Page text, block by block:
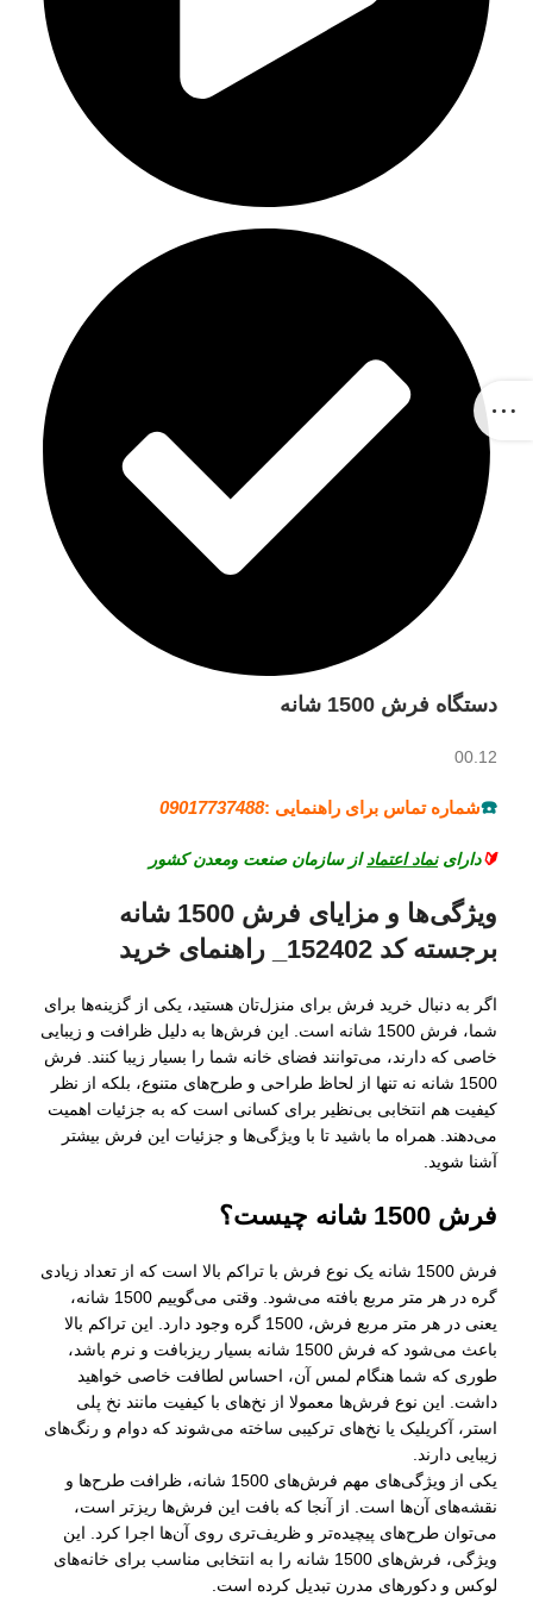
دستگاه فرش 1500 شانه
00.12
☎️شماره تماس برای راهنمایی :09017737488
🔰داراینماد اعتماداز سازمان صنعت ومعدن کشور
ویژگی‌ها و مزایای فرش 1500 شانه
برجسته کد 152402_ راهنمای خرید
اگر به دنبال خرید فرش برای منزل‌تان هستید، یکی از گزینه‌ها برای
شما، فرش 1500 شانه است. این فرش‌ها به دلیل ظرافت و زیبایی
خاصی که دارند، می‌توانند فضای خانه شما را بسیار زیبا کنند. فرش
1500 شانه نه تنها از لحاظ طراحی و طرح‌های متنوع، بلکه از نظر
کیفیت هم انتخابی بی‌نظیر برای کسانی است که به جزئیات اهمیت
می‌دهند. همراه ما باشید تا با ویژگی‌ها و جزئیات این فرش بیشتر
آشنا شوید.
فرش 1500 شانه چیست؟
فرش 1500 شانه یک نوع فرش با تراکم بالا است که از تعداد زیادی
گره در هر متر مربع بافته می‌شود. وقتی می‌گوییم 1500 شانه،
یعنی در هر متر مربع فرش، 1500 گره وجود دارد. این تراکم بالا
باعث می‌شود که فرش 1500 شانه بسیار ریزبافت و نرم باشد،
طوری که شما هنگام لمس آن، احساس لطافت خاصی خواهید
داشت. این نوع فرش‌ها معمولا از نخ‌های با کیفیت مانند نخ پلی
استر، آکریلیک یا نخ‌های ترکیبی ساخته می‌شوند که دوام و رنگ‌های
زیبایی دارند.
یکی از ویژگی‌های مهم فرش‌های 1500 شانه، ظرافت طرح‌ها و
نقشه‌های آن‌ها است. از آنجا که بافت این فرش‌ها ریزتر است،
می‌توان طرح‌های پیچیده‌تر و ظریف‌تری روی آن‌ها اجرا کرد. این
ویژگی، فرش‌های 1500 شانه را به انتخابی مناسب برای خانه‌های
لوکس و دکورهای مدرن تبدیل کرده است.